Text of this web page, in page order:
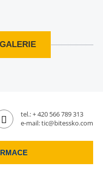
tel.:+ 420 566 789 313
e-mail:tic@bitessko.com